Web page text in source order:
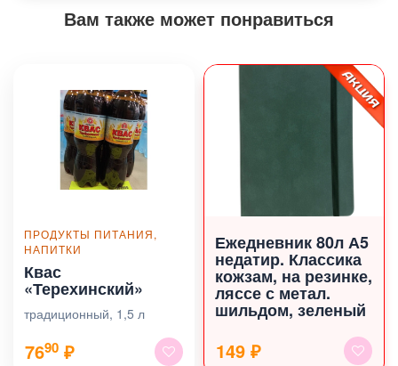
Вам также может понравиться
ПРОДУКТЫ ПИТАНИЯ,
НАПИТКИ
Квас
«Терехинский»
традиционный, 1,5 л
7690 ₽
Ежедневник 80л А5
недатир. Классика
кожзам, на резинке,
ляссе с метал.
шильдом, зеленый
149 ₽